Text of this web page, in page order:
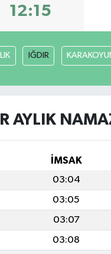
12:15
IĞDIR
AYLIK
İMSAK
03:04
03:05
03:07
03:08